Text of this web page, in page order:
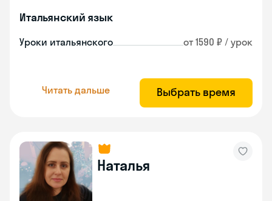
Итальянский язык
Уроки итальянского от 1590 ₽ / урок
Читать дальше Выбрать время
Наталья